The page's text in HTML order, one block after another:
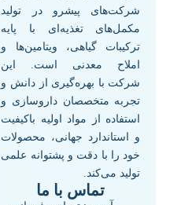
شرکت‌های پیشرو در تولید
مکمل‌های تغذیه‌ای با پایه
ترکیبات گیاهی، ویتامین‌ها و
املاح معدنی است. این
شرکت با بهره‌گیری از دانش و
تجربه متخصصان داروسازی و
استفاده از مواد اولیه باکیفیت
و استاندارد جهانی، محصولات
خود را با دقت و پشتوانه علمی
تولید می‌کند.
تماس با ما